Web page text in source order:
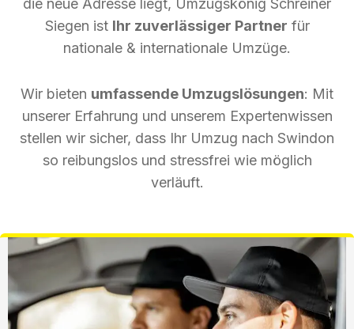
die neue Adresse liegt, Umzugskönig Schreiner
Siegen ist Ihr zuverlässiger Partner für
nationale & internationale Umzüge.
Wir bieten umfassende Umzugslösungen: Mit
unserer Erfahrung und unserem Expertenwissen
stellen wir sicher, dass Ihr Umzug nach Swindon
so reibungslos und stressfrei wie möglich
verläuft.